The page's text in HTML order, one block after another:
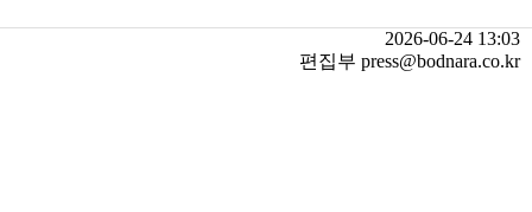
2026-06-24 13:03
편집부 press@bodnara.co.kr